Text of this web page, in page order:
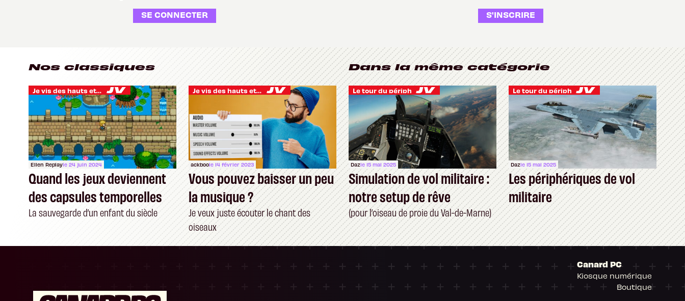
SE CONNECTER S'INSCRIRE
Nos classiques
Je vis des hauts et des bas
Ellen Replayle 24 juin 2024
Quand les jeux deviennent
des capsules temporelles
La sauvegarde d’un enfant du siècle
Je vis des hauts et des bas
ackboole 14 février 2023
Vous pouvez baisser un peu
la musique ?
Je veux juste écouter le chant des
oiseaux
Dans la même catégorie
Le tour du périph
Dazle 15 mai 2025
Simulation de vol militaire :
notre setup de rêve
(pour l’oiseau de proie du Val-de-Marne)
Le tour du périph
Dazle 15 mai 2025
Les périphériques de vol
militaire
Canard PC
Kiosque numérique
Boutique